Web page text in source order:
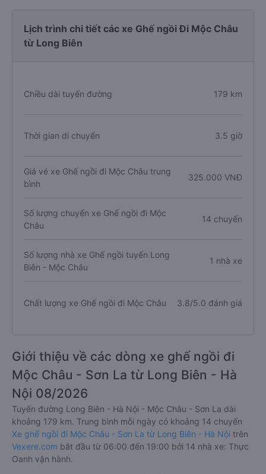
Lịch trình chi tiết các xe Ghế ngồi Đi Mộc Châu
từ Long Biên
Chiều dài tuyến đường 179 km
Thời gian di chuyển 3.5 giờ
Giá vé xe Ghế ngồi đi Mộc Châu trung
bình
325.000 VNĐ
Số lượng chuyến xe Ghế ngồi đi Mộc
Châu
14 chuyến
Số lượng nhà xe Ghế ngồi tuyến Long
Biên - Mộc Châu
1 nhà xe
Chất lượng xe Ghế ngồi đi Mộc Châu 3.8/5.0 đánh giá
Giới thiệu về các dòng xe ghế ngồi đi
Mộc Châu - Sơn La từ Long Biên - Hà
Nội 08/2026
Tuyến đường Long Biên - Hà Nội - Mộc Châu - Sơn La dài
khoảng 179 km. Trung bình mỗi ngày có khoảng 14 chuyến
Xe ghế ngồi đi Mộc Châu - Sơn La từ Long Biên - Hà Nội trên
Vexere.com bắt đầu từ 06:00 đến 19:00 bởi 14 nhà xe: Thực
Oanh vận hành.